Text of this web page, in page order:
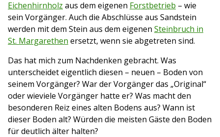
Eichenhirnholz aus dem eigenen Forstbetrieb – wie
sein Vorgänger. Auch die Abschlüsse aus Sandstein
werden mit dem Stein aus dem eigenen Steinbruch in
St. Margarethen ersetzt, wenn sie abgetreten sind.
Das hat mich zum Nachdenken gebracht. Was
unterscheidet eigentlich diesen – neuen – Boden von
seinem Vorgänger? War der Vorgänger das „Original“
oder wieviele Vorgänger hatte er? Was macht den
besonderen Reiz eines alten Bodens aus? Wann ist
dieser Boden alt? Würden die meisten Gäste den Boden
für deutlich älter halten?